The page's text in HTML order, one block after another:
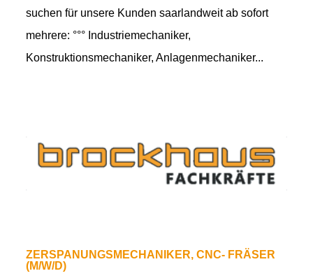
suchen für unsere Kunden saarlandweit ab sofort
mehrere: °°° Industriemechaniker,
Konstruktionsmechaniker, Anlagenmechaniker...
ZERSPANUNGSMECHANIKER, CNC- FRÄSER
(M/W/D)